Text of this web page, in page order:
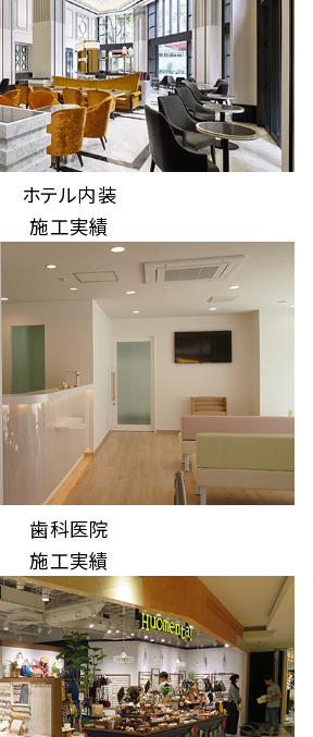
広島市西区小河内町2-15-2
6211 FAX：082-291-6216
ホテル内装
施工実績
歯科医院
施工実績